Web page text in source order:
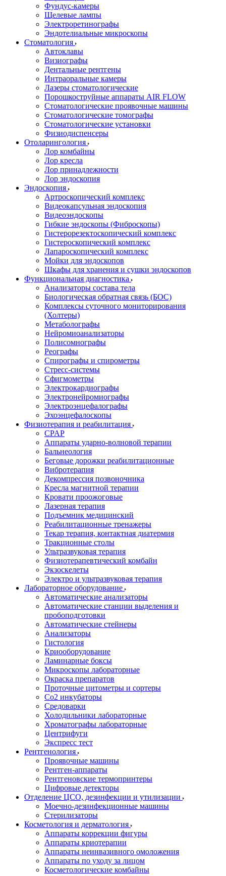
Фундус-камеры
Щелевые лампы
Электроретинографы
Эндотелиальные микроскопы
Стоматология
Автоклавы
Визиографы
Дентальные рентгены
Интраоральные камеры
Лазеры стоматологические
Порошкоструйные аппараты AIR FLOW
Стоматологические проявочные машины
Стоматологические томографы
Стоматологические установки
Физиодиспенсеры
Отоларингология
Лор комбайны
Лор кресла
Лор принадлежности
Лор эндоскопия
Эндоскопия
Артроскопический комплекс
Видеокапсульная эндоскопия
Видеоэндоскопы
Гибкие эндоскопы (Фиброcкопы)
Гистерорезектоскопический комплекс
Гистероскопический комплекс
Лапароскопический комплекс
Мойки для эндоскопов
Шкафы для хранения и сушки эндоскопов
Функциональная диагностика
Анализаторы состава тела
Биологическая обратная связь (БОС)
Комплексы суточного мониторирования
(Холтеры)
Метаболографы
Нейромиоанализаторы
Полисомнографы
Реографы
Спирографы и спирометры
Стресс-системы
Сфигмометры
Электрокардиографы
Электронейромиографы
Электроэнцефалографы
Эхоэнцефалоскопы
Физиотерапия и реабилитация
CPAP
Аппараты ударно-волновой терапии
Бальнеология
Беговые дорожки реабилитационные
Вибротерапия
Декомпрессия позвоночника
Кресла магнитной терапии
Кровати проожоговые
Лазерная терапия
Подъемник медицинский
Реабилитационные тренажеры
Текар терапия, контактная диатермия
Тракционные столы
Ультразвуковая терапия
Физиотерапевтический комбайн
Экзоскелеты
Электро и ультразвуковая терапия
Лабораторное оборудование
Автоматические анализаторы
Автоматические станции выделения и
пробоподготовки
Автоматические стейнеры
Анализаторы
Гистология
Криооборудование
Ламинарные боксы
Микроскопы лабораторные
Окраска препаратов
Проточные цитометры и сортеры
Со2 инкубаторы
Средоварки
Холодильники лабораторные
Хроматографы лабораторные
Центрифуги
Экспресс тест
Рентгенология
Проявочные машины
Рентген-аппараты
Рентгеновские термопринтеры
Цифровые детекторы
Отделение ЦСО, дезинфекции и утилизации
Моечно-дезинфекционные машины
Стерилизаторы
Косметология и дерматология
Аппараты коррекции фигуры
Аппараты криотерапии
Аппараты неинвазивного омоложения
Аппараты по уходу за лицом
Косметологические комбайны